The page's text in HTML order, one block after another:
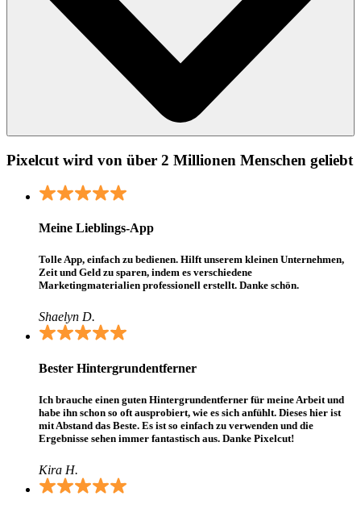
Pixelcut wird von über 2 Millionen Menschen geliebt
Meine Lieblings-App
Tolle App, einfach zu bedienen. Hilft unserem kleinen Unternehmen,
Zeit und Geld zu sparen, indem es verschiedene
Marketingmaterialien professionell erstellt. Danke schön.
Shaelyn D.
Bester Hintergrundentferner
Ich brauche einen guten Hintergrundentferner für meine Arbeit und
habe ihn schon so oft ausprobiert, wie es sich anfühlt. Dieses hier ist
mit Abstand das Beste. Es ist so einfach zu verwenden und die
Ergebnisse sehen immer fantastisch aus. Danke Pixelcut!
Kira H.